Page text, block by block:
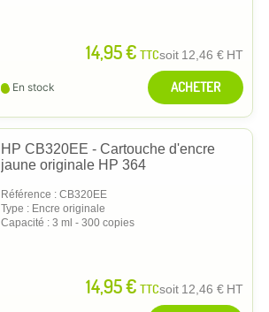
14,95 € TTCsoit 12,46 € HT
En stock ACHETER
HP CB320EE - Cartouche d'encre
jaune originale HP 364
Référence : CB320EE
Type : Encre originale
Capacité : 3 ml - 300 copies
14,95 € TTCsoit 12,46 € HT